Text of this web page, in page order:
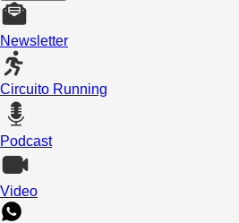
Newsletter
Circuito Running
Podcast
Video